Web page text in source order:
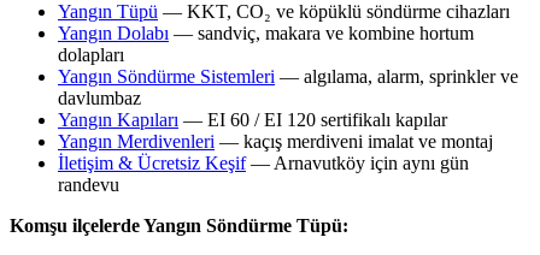
Yangın Tüpü — KKT, CO₂ ve köpüklü söndürme cihazları
Yangın Dolabı — sandviç, makara ve kombine hortum
dolapları
Yangın Söndürme Sistemleri — algılama, alarm, sprinkler ve
davlumbaz
Yangın Kapıları — EI 60 / EI 120 sertifikalı kapılar
Yangın Merdivenleri — kaçış merdiveni imalat ve montaj
İletişim & Ücretsiz Keşif— Arnavutköy için aynı gün
randevu
Komşu ilçelerde Yangın Söndürme Tüpü: